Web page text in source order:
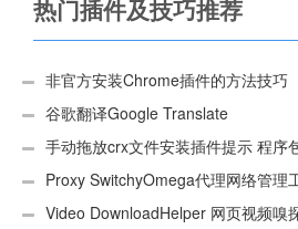
热门插件及技巧推荐
非官方安装Chrome插件的方法技巧
谷歌翻译Google Translate
手动拖放crx文件安装插件提示 程序
效:“CEX_HEADER_INVALID”的解决办
Proxy SwitchyOmega代理网络管理
Video DownloadHelper 网页视频嗅